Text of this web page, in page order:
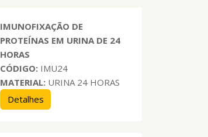
IMUNOFIXAÇÃO DE
PROTEÍNAS EM URINA DE 24
HORAS
CÓDIGO: IMU24
MATERIAL: URINA 24 HORAS
Detalhes